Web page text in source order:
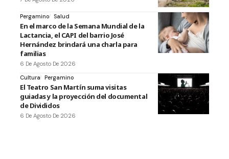
Pergamino Salud
En el marco de la Semana Mundial de la
Lactancia, el CAPI del barrio José
Hernández brindará una charla para
familias
6 De Agosto De 2026
Cultura Pergamino
El Teatro San Martín suma visitas
guiadas y la proyección del documental
de Divididos
6 De Agosto De 2026